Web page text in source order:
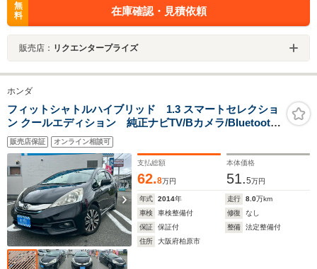
無
料
在庫確認・見積依頼
販売店： リクエンタープライズ
ホンダ
フィットシャトルハイブリッド 1.3 スマートセレクショ
ン クールエディション 純正ナビTV/Bカメラ/BIuetooth/
ドラレコ/シートヒーター/ハーフレザーシート/純正アル
ミ/パドルシフト/電格ミラー
販売店保証 オンライン相談可
支払総額
62.8万円
本体価格
51.5万円
年式 2014年 走行 8.0万km
車検
車検整備付 修復
なし
保証
保証付 整備
法定整備付
住所
大阪府柏原市